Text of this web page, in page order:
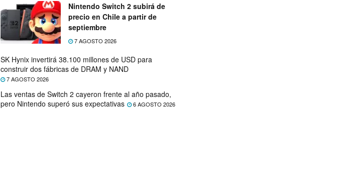
Nintendo Switch 2 subirá de
precio en Chile a partir de
septiembre
7 AGOSTO 2026
SK Hynix invertirá 38.100 millones de USD para
construir dos fábricas de DRAM y NAND
7 AGOSTO 2026
Las ventas de Switch 2 cayeron frente al año pasado,
pero Nintendo superó sus expectativas
6 AGOSTO 2026